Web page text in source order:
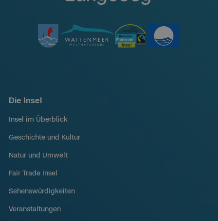
Die Insel
Insel im Überblick
Geschichte und Kultur
Natur und Umwelt
Fair Trade Insel
Sehenswürdigkeiten
Veranstaltungen